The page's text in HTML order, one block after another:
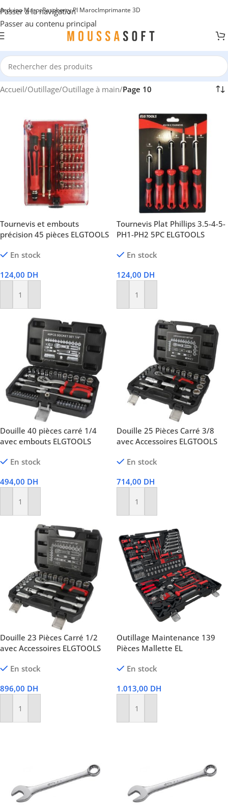
Passer à la navigation
Passer au contenu principal
Arduino MarocRaspberry PI MarocImprimante 3D
Accueil/Outillage/Outillage à main/Page 10
Tournevis et embouts
précision 45 pièces ELGTOOLS
En stock
124,00 DH
Ajouter Au Panier
Tournevis Plat Phillips 3.5-4-5-
PH1-PH2 5PC ELGTOOLS
En stock
124,00 DH
Ajouter Au Panier
Douille 40 pièces carré 1/4
avec embouts ELGTOOLS
En stock
494,00 DH
Ajouter Au Panier
Douille 25 Pièces Carré 3/8
avec Accessoires ELGTOOLS
En stock
714,00 DH
Ajouter Au Panier
Douille 23 Pièces Carré 1/2
avec Accessoires ELGTOOLS
En stock
896,00 DH
Ajouter Au Panier
Outillage Maintenance 139
Pièces Mallette EL
En stock
1.013,00 DH
Ajouter Au Panier